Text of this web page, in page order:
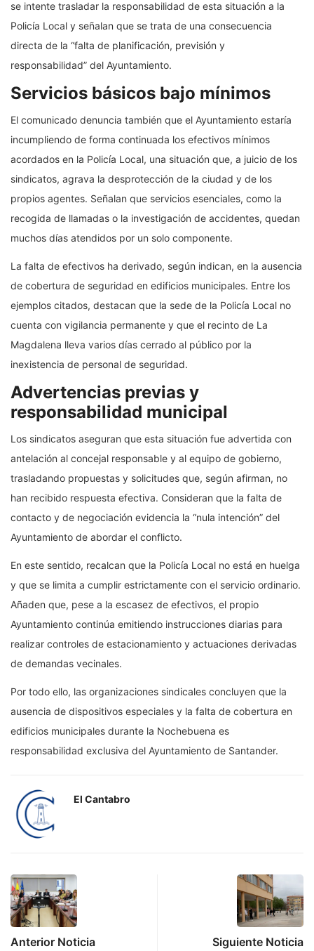
se intente trasladar la responsabilidad de esta situación a la
Policía Local y señalan que se trata de una consecuencia
directa de la “falta de planificación, previsión y
responsabilidad” del Ayuntamiento.
Servicios básicos bajo mínimos
El comunicado denuncia también que el Ayuntamiento estaría
incumpliendo de forma continuada los efectivos mínimos
acordados en la Policía Local, una situación que, a juicio de los
sindicatos, agrava la desprotección de la ciudad y de los
propios agentes. Señalan que servicios esenciales, como la
recogida de llamadas o la investigación de accidentes, quedan
muchos días atendidos por un solo componente.
La falta de efectivos ha derivado, según indican, en la ausencia
de cobertura de seguridad en edificios municipales. Entre los
ejemplos citados, destacan que la sede de la Policía Local no
cuenta con vigilancia permanente y que el recinto de La
Magdalena lleva varios días cerrado al público por la
inexistencia de personal de seguridad.
Advertencias previas y
responsabilidad municipal
Los sindicatos aseguran que esta situación fue advertida con
antelación al concejal responsable y al equipo de gobierno,
trasladando propuestas y solicitudes que, según afirman, no
han recibido respuesta efectiva. Consideran que la falta de
contacto y de negociación evidencia la “nula intención” del
Ayuntamiento de abordar el conflicto.
En este sentido, recalcan que la Policía Local no está en huelga
y que se limita a cumplir estrictamente con el servicio ordinario.
Añaden que, pese a la escasez de efectivos, el propio
Ayuntamiento continúa emitiendo instrucciones diarias para
realizar controles de estacionamiento y actuaciones derivadas
de demandas vecinales.
Por todo ello, las organizaciones sindicales concluyen que la
ausencia de dispositivos especiales y la falta de cobertura en
edificios municipales durante la Nochebuena es
responsabilidad exclusiva del Ayuntamiento de Santander.
El Cantabro
Anterior Noticia Siguiente Noticia